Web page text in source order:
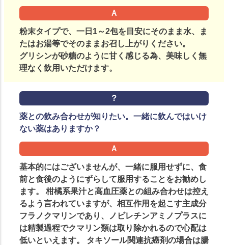
粉末タイプで、一日1～2包を目安にそのまま水、ま
たはお湯等でそのままお召し上がりください。
グリシンが砂糖のように甘く感じる為、美味しく無
理なく飲用いただけます。
薬との飲み合わせが知りたい。一緒に飲んではいけ
ない薬はありますか？
基本的にはございませんが、一緒に服用せずに、食
前と食後のようにずらして服用することをお勧めし
ます。 柑橘系果汁と高血圧薬との組み合わせは控え
るよう言われていますが、相互作用を起こす主成分
フラノクマリンであり、ノビレチンアミノプラスに
は精製過程でクマリン類は取り除かれるので心配は
低いといえます。 タキソール関連抗癌剤の場合は腸